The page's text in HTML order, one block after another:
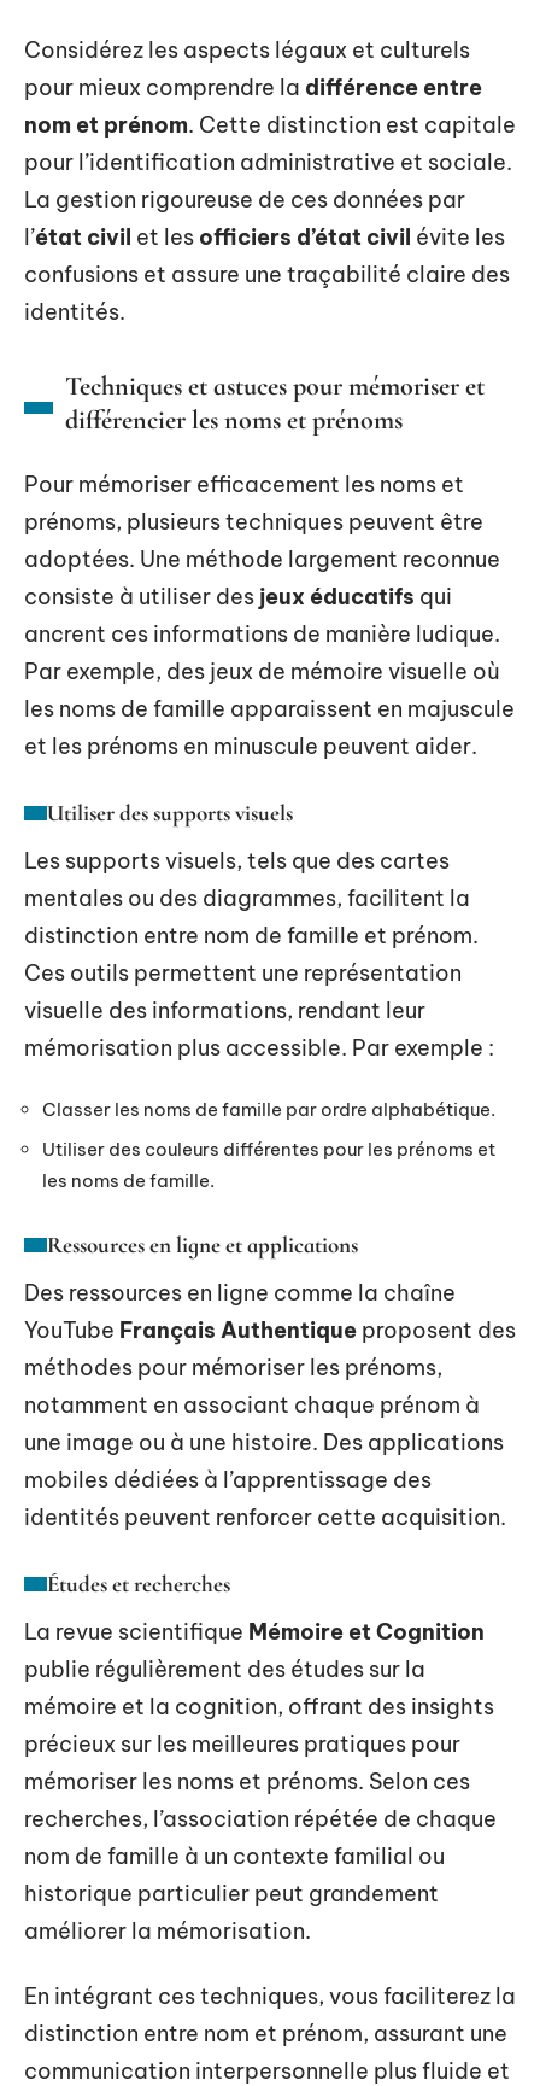
Considérez les aspects légaux et culturels
pour mieux comprendre la différence entre
nom et prénom. Cette distinction est capitale
pour l’identification administrative et sociale.
La gestion rigoureuse de ces données par
l’état civil et les officiers d’état civil évite les
confusions et assure une traçabilité claire des
identités.
Techniques et astuces pour mémoriser et
différencier les noms et prénoms
Pour mémoriser efficacement les noms et
prénoms, plusieurs techniques peuvent être
adoptées. Une méthode largement reconnue
consiste à utiliser des jeux éducatifs qui
ancrent ces informations de manière ludique.
Par exemple, des jeux de mémoire visuelle où
les noms de famille apparaissent en majuscule
et les prénoms en minuscule peuvent aider.
Utiliser des supports visuels
Les supports visuels, tels que des cartes
mentales ou des diagrammes, facilitent la
distinction entre nom de famille et prénom.
Ces outils permettent une représentation
visuelle des informations, rendant leur
mémorisation plus accessible. Par exemple :
Classer les noms de famille par ordre alphabétique.
Utiliser des couleurs différentes pour les prénoms et
les noms de famille.
Ressources en ligne et applications
Des ressources en ligne comme la chaîne
YouTube Français Authentique proposent des
méthodes pour mémoriser les prénoms,
notamment en associant chaque prénom à
une image ou à une histoire. Des applications
mobiles dédiées à l’apprentissage des
identités peuvent renforcer cette acquisition.
Études et recherches
La revue scientifique Mémoire et Cognition
publie régulièrement des études sur la
mémoire et la cognition, offrant des insights
précieux sur les meilleures pratiques pour
mémoriser les noms et prénoms. Selon ces
recherches, l’association répétée de chaque
nom de famille à un contexte familial ou
historique particulier peut grandement
améliorer la mémorisation.
En intégrant ces techniques, vous faciliterez la
distinction entre nom et prénom, assurant une
communication interpersonnelle plus fluide et